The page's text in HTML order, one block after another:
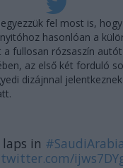
fel most is,
hasonlóan a
a fullosan rózsaszín
az első két forduló
dizájnnal
in